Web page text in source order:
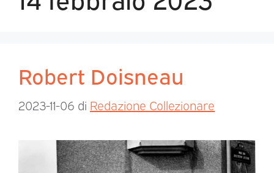
Robert Doisneau
2023-11-06 di Redazione Collezionare